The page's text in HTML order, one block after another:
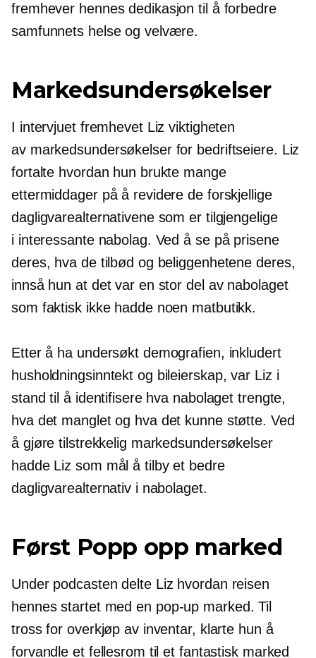
fremhever hennes dedikasjon til å forbedre
samfunnets helse og velvære.
Markedsundersøkelser
I intervjuet fremhevet Liz viktigheten
av markedsundersøkelser for bedriftseiere. Liz
fortalte hvordan hun brukte mange
ettermiddager på å revidere de forskjellige
dagligvarealternativene som er tilgjengelige
i interessante nabolag. Ved å se på prisene
deres, hva de tilbød og beliggenhetene deres,
innså hun at det var en stor del av nabolaget
som faktisk ikke hadde noen matbutikk.
Etter å ha undersøkt demografien, inkludert
husholdningsinntekt og bileierskap, var Liz i
stand til å identifisere hva nabolaget trengte,
hva det manglet og hva det kunne støtte. Ved
å gjøre tilstrekkelig markedsundersøkelser
hadde Liz som mål å tilby et bedre
dagligvarealternativ i nabolaget.
Først Popp opp marked
Under podcasten delte Liz hvordan reisen
hennes startet med en pop-up marked. Til
tross for overkjøp av inventar, klarte hun å
forvandle et fellesrom til et fantastisk marked